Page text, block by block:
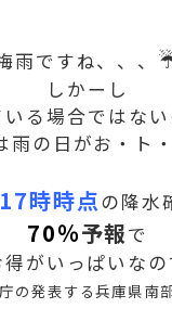
雨ですね、、、
しかーし
る場合ではない
雨の日がお・ト
時時点の降水
70％予報で
がいっぱいな
の発表する兵庫県南